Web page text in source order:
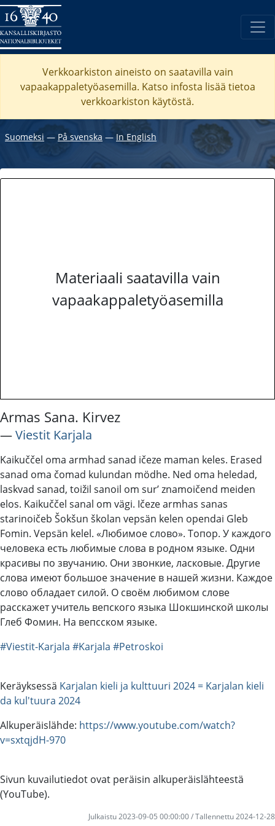
Verkkoarkiston aineisto on saatavilla vain
vapaakappaletyöasemilla. Katso infosta lisää tietoa
verkkoarkiston käytöstä.
Suomeksi ― På svenska ― In English
Materiaali saatavilla vain
vapaakappaletyöasemilla
Armas Sana. Kirvez
―Viestit Karjala
Kaikuččel oma armhad sanad ičeze maman keles. Erased
sanad oma čomad kulundan mödhe. Ned oma heledad,
laskvad sanad, toižil sanoil om sur’ znamoičend meiden
elos. Kaikuččel sanal om vägi. Ičeze armhas sanas
starinoičeb Šokšun školan vepsän kelen opendai Gleb
Fomin. Vepsän kelel. «Любимое слово». Топор. У каждого
человека есть любимые слова в родном языке. Одни
красивы по звучанию. Они звонкие, ласковые. Другие
слова имеют большое значение в нашей жизни. Каждое
слово обладает силой. О своём любимом слове
расскажет учитель вепского языка Шокшинской школы
Глеб Фомин. На вепсском языке.
#Viestit-Karjala #Karjala #Petroskoi
Keräyksessä Karjalan kieli ja kulttuuri 2024 = Karjalan kieli
da kul'tuura 2024
Alkuperäislähde: https://www.youtube.com/watch?
v=sxtqjdH-970
Sivun kuvailutiedot ovat peräisin alkuperäislähteestä
(YouTube).
Julkaistu 2023-09-05 00:00:00 / Tallennettu 2024-12-28